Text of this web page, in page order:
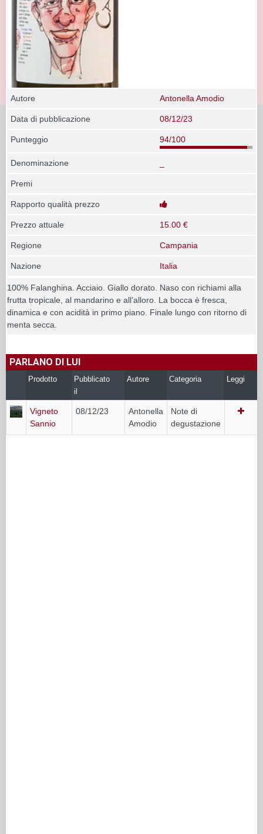
Autore Antonella Amodio
Data di pubblicazione 08/12/23
Punteggio 94/100
Denominazione
Premi
Rapporto qualità prezzo
Prezzo attuale 15.00 €
Regione Campania
Nazione Italia
100% Falanghina. Acciaio. Giallo dorato. Naso con richiami alla
frutta tropicale, al mandarino e all’alloro. La bocca è fresca,
dinamica e con acidità in primo piano. Finale lungo con ritorno di
menta secca.
PARLANO DI LUI
Prodotto
Pubblicato
il
Autore Categoria Leggi
Vigneto
Sannio
08/12/23
Antonella
Amodio
Note di
degustazione